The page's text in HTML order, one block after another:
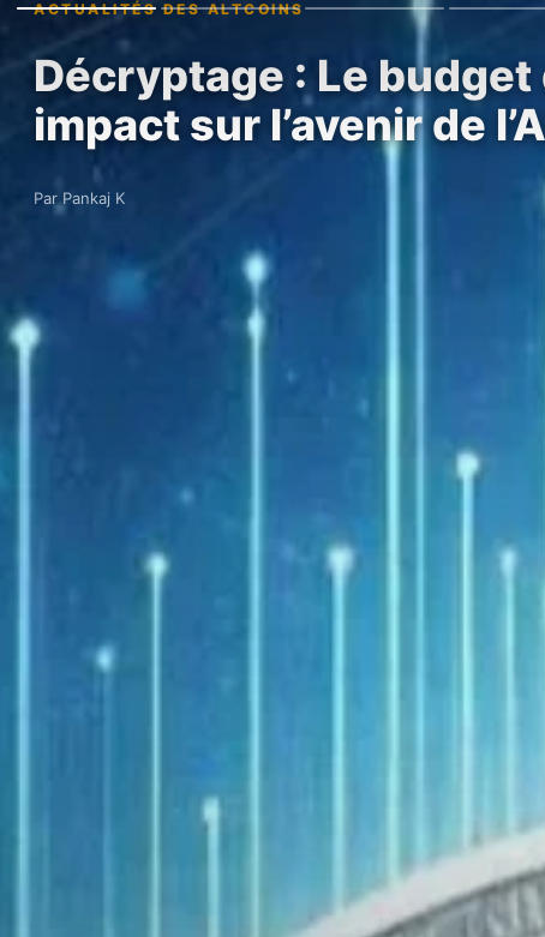
ACTUALITÉS DES ALTCOINS
Décryptage : Le
impact sur l’avenir de
Par Pankaj K